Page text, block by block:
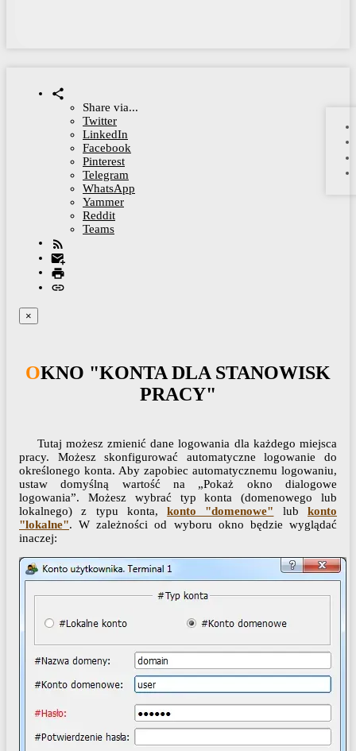
Share via...
Twitter
LinkedIn
Facebook
Pinterest
Telegram
WhatsApp
Yammer
Reddit
Teams
×
OKNO "KONTA DLA STANOWISK
PRACY"
Tutaj możesz zmienić dane logowania dla każdego miejsca
pracy. Możesz skonfigurować automatyczne logowanie do
określonego konta. Aby zapobiec automatycznemu logowaniu,
ustaw domyślną wartość na „Pokaż okno dialogowe
logowania”. Możesz wybrać typ konta (domenowego lub
lokalnego) z typu konta,konto "domenowe" lubkonto
"lokalne". W zależności od wyboru okno będzie wyglądać
inaczej: